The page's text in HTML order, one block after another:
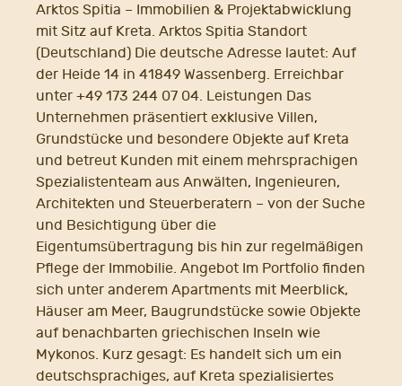
Arktos Spitia – Immobilien & Projektabwicklung
mit Sitz auf Kreta. Arktos Spitia Standort
(Deutschland) Die deutsche Adresse lautet: Auf
der Heide 14 in 41849 Wassenberg. Erreichbar
unter +49 173 244 07 04. Leistungen Das
Unternehmen präsentiert exklusive Villen,
Grundstücke und besondere Objekte auf Kreta
und betreut Kunden mit einem mehrsprachigen
Spezialistenteam aus Anwälten, Ingenieuren,
Architekten und Steuerberatern – von der Suche
und Besichtigung über die
Eigentumsübertragung bis hin zur regelmäßigen
Pflege der Immobilie. Angebot Im Portfolio finden
sich unter anderem Apartments mit Meerblick,
Häuser am Meer, Baugrundstücke sowie Objekte
auf benachbarten griechischen Inseln wie
Mykonos. Kurz gesagt: Es handelt sich um ein
deutschsprachiges, auf Kreta spezialisiertes